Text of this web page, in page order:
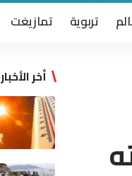
تربوية تمازيغت
أخر الأخبار